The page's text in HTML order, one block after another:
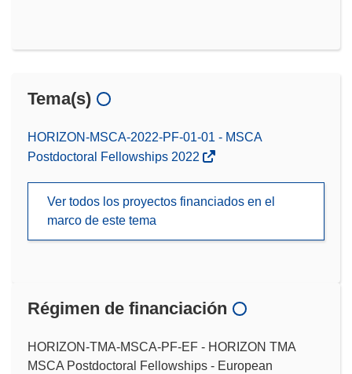
Tema(s)
HORIZON-MSCA-2022-PF-01-01 - MSCA
Postdoctoral Fellowships 2022
Ver todos los proyectos financiados en el
marco de este tema
Régimen de financiación
HORIZON-TMA-MSCA-PF-EF - HORIZON TMA
MSCA Postdoctoral Fellowships - European